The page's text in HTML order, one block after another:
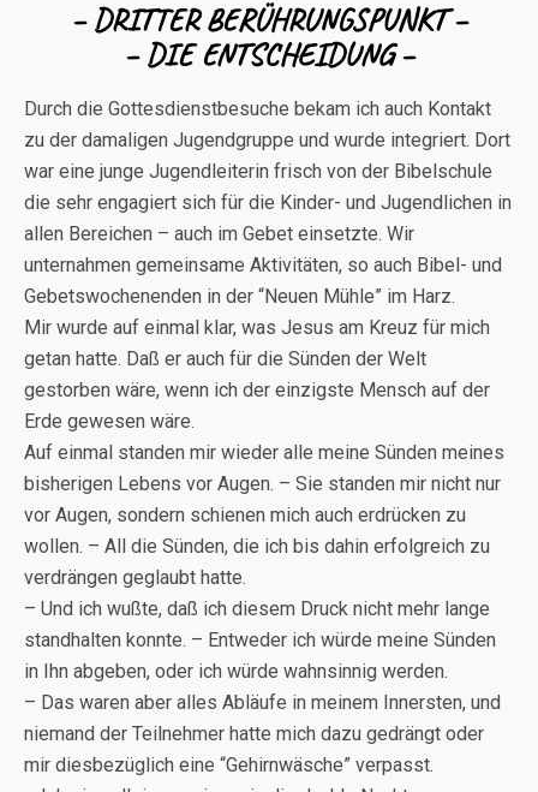
– DRITTER BERÜHRUNGSPUNKT –
– DIE ENTSCHEIDUNG –
Durch die Gottesdienstbesuche bekam ich auch Kontakt
zu der damaligen Jugendgruppe und wurde integriert. Dort
war eine junge Jugendleiterin frisch von der Bibelschule
die sehr engagiert sich für die Kinder- und Jugendlichen in
allen Bereichen – auch im Gebet einsetzte. Wir
unternahmen gemeinsame Aktivitäten, so auch Bibel- und
Gebetswochenenden in der “Neuen Mühle” im Harz.
Mir wurde auf einmal klar, was Jesus am Kreuz für mich
getan hatte. Daß er auch für die Sünden der Welt
gestorben wäre, wenn ich der einzigste Mensch auf der
Erde gewesen wäre.
Auf einmal standen mir wieder alle meine Sünden meines
bisherigen Lebens vor Augen. – Sie standen mir nicht nur
vor Augen, sondern schienen mich auch erdrücken zu
wollen. – All die Sünden, die ich bis dahin erfolgreich zu
verdrängen geglaubt hatte.
– Und ich wußte, daß ich diesem Druck nicht mehr lange
standhalten konnte. – Entweder ich würde meine Sünden
in Ihn abgeben, oder ich würde wahnsinnig werden.
– Das waren aber alles Abläufe in meinem Innersten, und
niemand der Teilnehmer hatte mich dazu gedrängt oder
mir diesbezüglich eine “Gehirnwäsche” verpasst.